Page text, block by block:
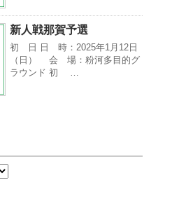
新人戦那賀予選
初 日 日 時：2025年1月12日
（日） 会 場：粉河多目的グ
ラウンド 初 …